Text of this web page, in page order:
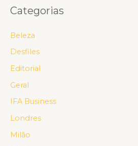
Categorias
Beleza
Desfiles
Editorial
Geral
IFA Business
Londres
Milão